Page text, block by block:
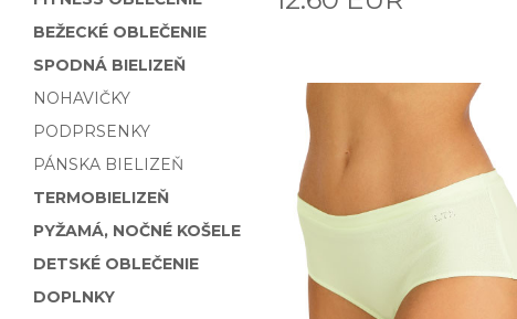
BEŽECKÉ OBLEČENIE
SPODNÁ BIELIZEŇ
NOHAVIČKY
PODPRSENKY
PÁNSKA BIELIZEŇ
TERMOBIELIZEŇ
PYŽAMÁ, NOČNÉ KOŠELE
DETSKÉ OBLEČENIE
DOPLNKY